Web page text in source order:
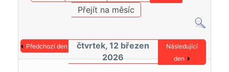
Přejít na měsíc
Předchozí den
čtvrtek, 12 březen
2026
Následující
den